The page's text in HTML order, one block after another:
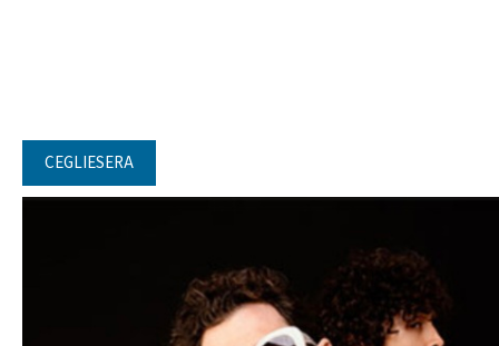
CEGLIESERA